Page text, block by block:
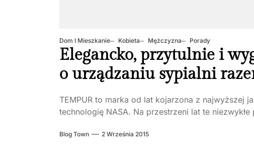
Dom I Mieszkanie Kobieta Mężczyzna Porady
Elegancko, przytulnie i
o urządzaniu sypialni
TEMPUR to marka od lat kojarzona z najwyższej
technologię NASA. Na przestrzeni lat te
Blog Town 2 Września 2015